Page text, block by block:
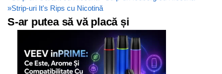
»Strip-uri It's Rips cu Nicotină
S-ar putea să vă placă și